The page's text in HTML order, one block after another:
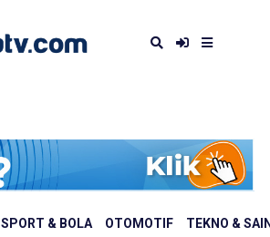
SPORT & BOLA OTOMOTIF TEKNO &